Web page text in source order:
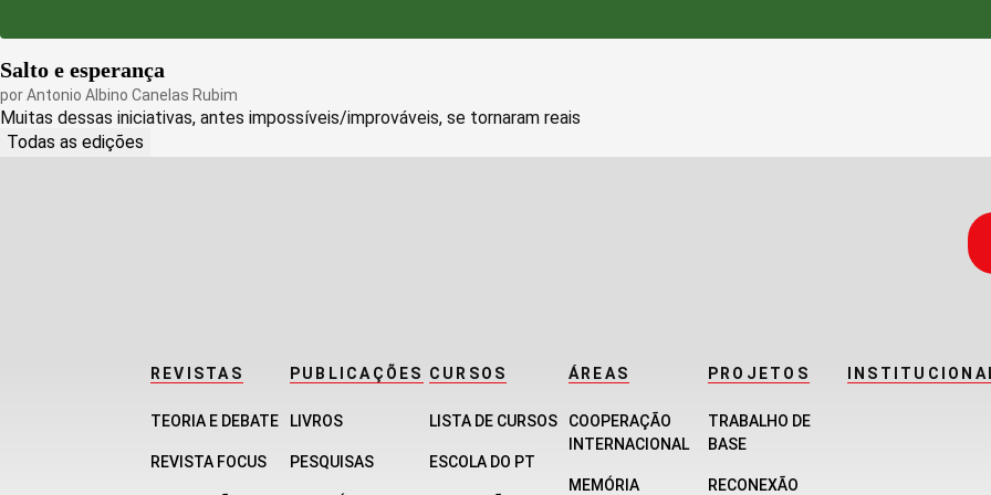
Salto e esperança
porAntonio Albino Canelas Rubim
Muitas dessas iniciativas, antes impossíveis/improváveis, se tornaram reais
Todas as edições
REVISTAS
TEORIA E DEBATE
REVISTA FOCUS
PUBLICAÇÕES
LIVROS
PESQUISAS
CURSOS
LISTA DE CURSOS
ESCOLA DO PT
ÁREAS
COOPERAÇÃO
INTERNACIONAL
MEMÓRIA
PROJETOS
TRABALHO DE
BASE
RECONEXÃO